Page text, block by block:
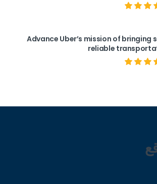
Advance Uber’s mission of bringing
reliable